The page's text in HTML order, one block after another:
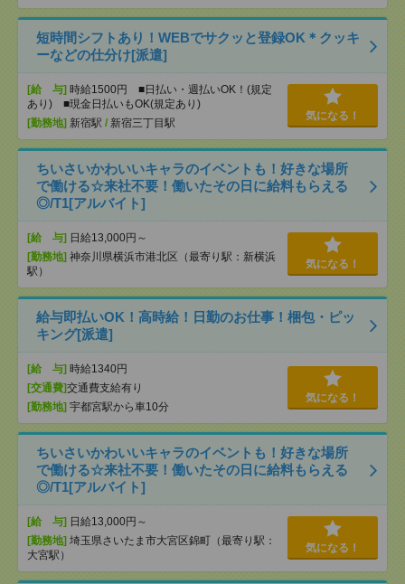
短時間シフトあり！WEBでサクッと登録OK＊クッキ
ーなどの仕分け[派遣]
[給 与] 時給1500円 ■日払い・週払いOK！(規定
あり) ■現金日払いもOK(規定あり)
[勤務地] 新宿駅 / 新宿三丁目駅
気になる！
ちいさいかわいいキャラのイベントも！好きな場所
で働ける☆来社不要！働いたその日に給料もらえる
◎/T1[アルバイト]
[給 与] 日給13,000円～
[勤務地] 神奈川県横浜市港北区（最寄り駅：新横浜
駅）
気になる！
給与即払いOK！高時給！日勤のお仕事！梱包・ピッ
キング[派遣]
[給 与] 時給1340円
[交通費]交通費支給有り
[勤務地] 宇都宮駅から車10分
気になる！
ちいさいかわいいキャラのイベントも！好きな場所
で働ける☆来社不要！働いたその日に給料もらえる
◎/T1[アルバイト]
[給 与] 日給13,000円～
[勤務地] 埼玉県さいたま市大宮区錦町（最寄り駅：
大宮駅）
気になる！